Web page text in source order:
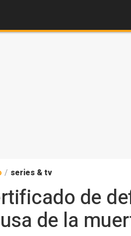
/ series & tv
de
de la